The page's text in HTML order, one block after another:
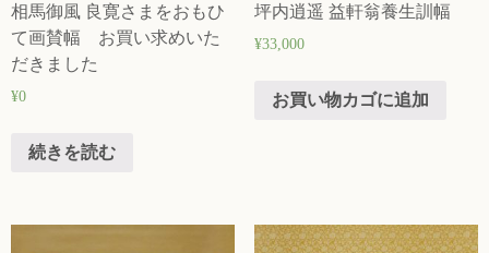
相馬御風 良寛さまをおもひ
て画賛幅 お買い求めいた
だきました
¥0
続きを読む
坪内逍遥 益軒翁養生訓幅
¥33,000
お買い物カゴに追加